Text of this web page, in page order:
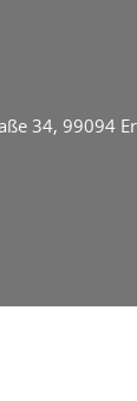
34, 99094